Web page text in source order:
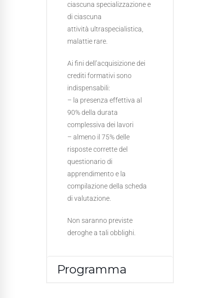
ciascuna specializzazione e
di ciascuna
attività ultraspecialistica,
malattie rare.
Ai fini dell’acquisizione dei
crediti formativi sono
indispensabili:
– la presenza effettiva al
90% della durata
complessiva dei lavori
– almeno il 75% delle
risposte corrette del
questionario di
apprendimento e la
compilazione della scheda
di valutazione.
Non saranno previste
deroghe a tali obblighi.
Programma